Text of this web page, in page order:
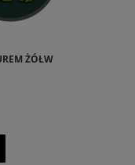
ŻÓŁW